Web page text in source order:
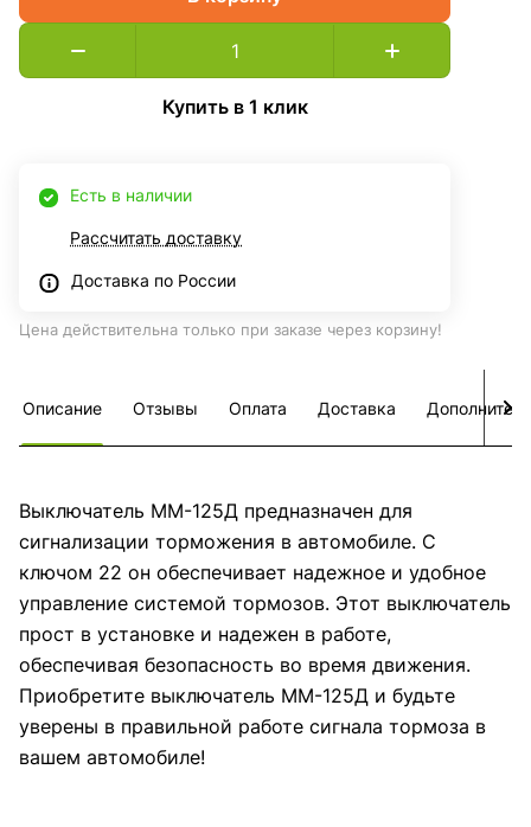
Купить в 1 клик
Есть в наличии
Рассчитать доставку
Доставка по России
Цена действительна только при заказе через корзину!
Описание Отзывы Оплата Доставка
Выключатель ММ-125Д предназначен для
сигнализации торможения в автомобиле. С
ключом 22 он обеспечивает надежное и удобное
управление системой тормозов. Этот выключатель
прост в установке и надежен в работе,
обеспечивая безопасность во время движения.
Приобретите выключатель ММ-125Д и будьте
уверены в правильной работе сигнала тормоза в
вашем автомобиле!